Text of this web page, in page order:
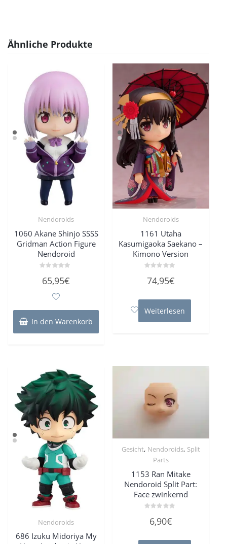
Ähnliche Produkte
Nendoroids
1060 Akane Shinjo SSSS
Gridman Action Figure
Nendoroid
mit
65,95€
In den Warenkorb
Nendoroids
1161 Utaha
Kasumigaoka Saekano –
Kimono Version
mit
5
74,95€
Weiterlesen
Nendoroids
686 Izuku Midoriya My
Gesicht, Nendoroids, Split
Parts
1153 Ran Mitake
Nendoroid Split Part:
Face zwinkernd
mit
5
6,90€